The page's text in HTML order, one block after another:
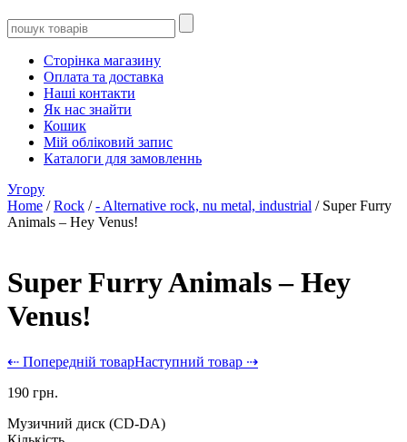
Сторінка магазину
Оплата та доставка
Наші контакти
Як нас знайти
Кошик
Мій обліковий запис
Каталоги для замовленнь
Угору
Home /Rock /- Alternative rock, nu metal, industrial / Super Furry
Animals – Hey Venus!
Super Furry Animals – Hey
Venus!
⇠ Попередній товарНаступний товар ⇢
190 грн.
Музичний диск (CD-DA)